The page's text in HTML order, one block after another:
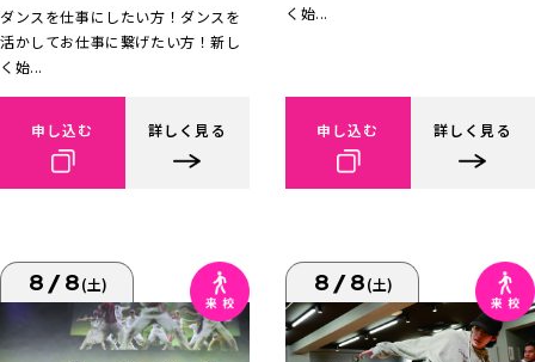
ダンスを仕事にしたい方！ダンスを
活かしてお仕事に繋げたい方！新し
く始...
申し込む 詳しく見る
く始...
申し込む 詳しく見る
8/8(土) 8/8(土)